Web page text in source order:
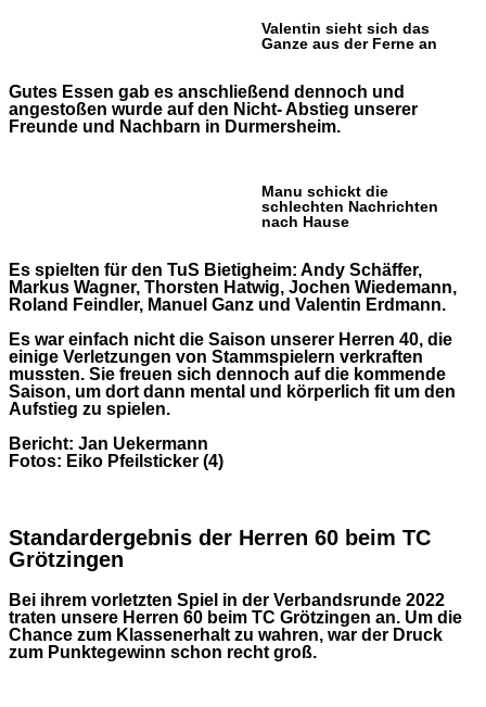
Valentin sieht sich das
Ganze aus der Ferne an
Gutes Essen gab es anschließend dennoch und
angestoßen wurde auf den Nicht- Abstieg unserer
Freunde und Nachbarn in Durmersheim.
Manu schickt die
schlechten Nachrichten
nach Hause
Es spielten für den TuS Bietigheim: Andy Schäffer,
Markus Wagner, Thorsten Hatwig, Jochen Wiedemann,
Roland Feindler, Manuel Ganz und Valentin Erdmann.
Es war einfach nicht die Saison unserer Herren 40, die
einige Verletzungen von Stammspielern verkraften
mussten. Sie freuen sich dennoch auf die kommende
Saison, um dort dann mental und körperlich fit um den
Aufstieg zu spielen.
Bericht: Jan Uekermann
Fotos: Eiko Pfeilsticker (4)
Standardergebnis der Herren 60 beim TC
Grötzingen
Bei ihrem vorletzten Spiel in der Verbandsrunde 2022
traten unsere Herren 60 beim TC Grötzingen an. Um die
Chance zum Klassenerhalt zu wahren, war der Druck
zum Punktegewinn schon recht groß.